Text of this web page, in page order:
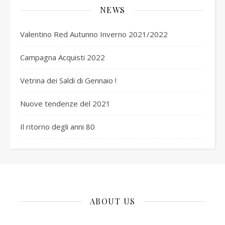
NEWS
Valentino Red Autunno Inverno 2021/2022
Campagna Acquisti 2022
Vetrina dei Saldi di Gennaio !
Nuove tendenze del 2021
Il ritorno degli anni 80
ABOUT US